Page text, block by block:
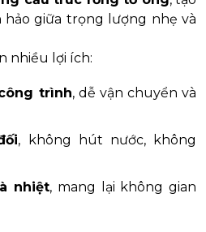
hảo giữa trọng lượng nhẹ và
nhiều lợi ích:
trình, dễ vận chuyển và
, không hút nước, không
nhiệt, mang lại không gian